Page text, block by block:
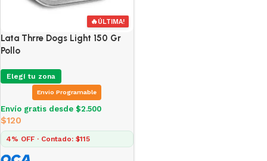
🔥ÚLTIMA!
Lata Thrre Dogs Light 150 Gr
Pollo
Elegí tu zona
Envio Programable
Envío gratis desde $2.500
$120
4% OFF · Contado: $115